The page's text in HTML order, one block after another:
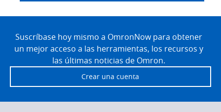
FooterSuscríbase hoy mismo a OmronNow para obtener
un mejor acceso a las herramientas, los recursos y
las últimas noticias de Omron.
Crear una cuenta